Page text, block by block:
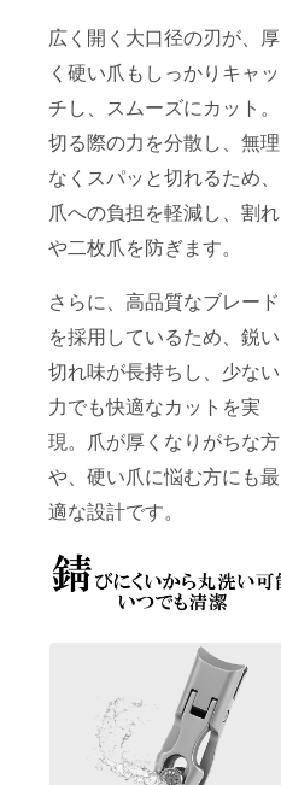
広く開く大口径の刃が、厚
く硬い爪もしっかりキャッ
チし、スムーズにカット。
切る際の力を分散し、無理
なくスパッと切れるため、
爪への負担を軽減し、割れ
や二枚爪を防ぎます。
さらに、高品質なブレード
を採用しているため、鋭い
切れ味が長持ちし、少ない
力でも快適なカットを実
現。爪が厚くなりがちな方
や、硬い爪に悩む方にも最
適な設計です。